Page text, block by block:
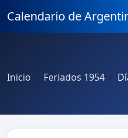
Calendario de
Inicio Feriados 1954